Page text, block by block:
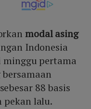
modal asing
Indonesia
minggu pertama
88 basis
pekan lalu.